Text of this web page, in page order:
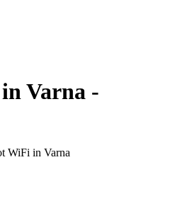
Varna -
WiFi in Varna